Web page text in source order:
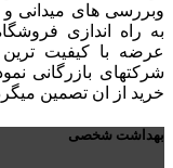
وبررسی های میدانی
به راه اندازی
عرضه با کیفیت ترین
شرکتهای بازرگانی
خرید از ان تصمین
بهداشت شخصی